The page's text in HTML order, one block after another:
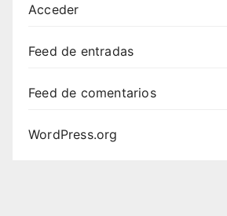
Acceder
Feed de entradas
Feed de comentarios
WordPress.org